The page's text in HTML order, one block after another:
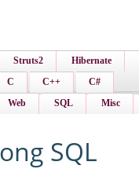
Struts2
Hibernate
C C++
C#
Web SQL Misc
SQL